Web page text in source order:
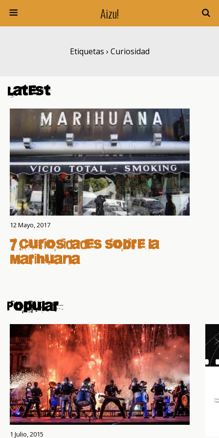
Aizu!
Etiquetas › Curiosidad
Latest
12 Mayo, 2017
7 curiosidades sobre la
marihuana
Popular
1 Julio, 2015